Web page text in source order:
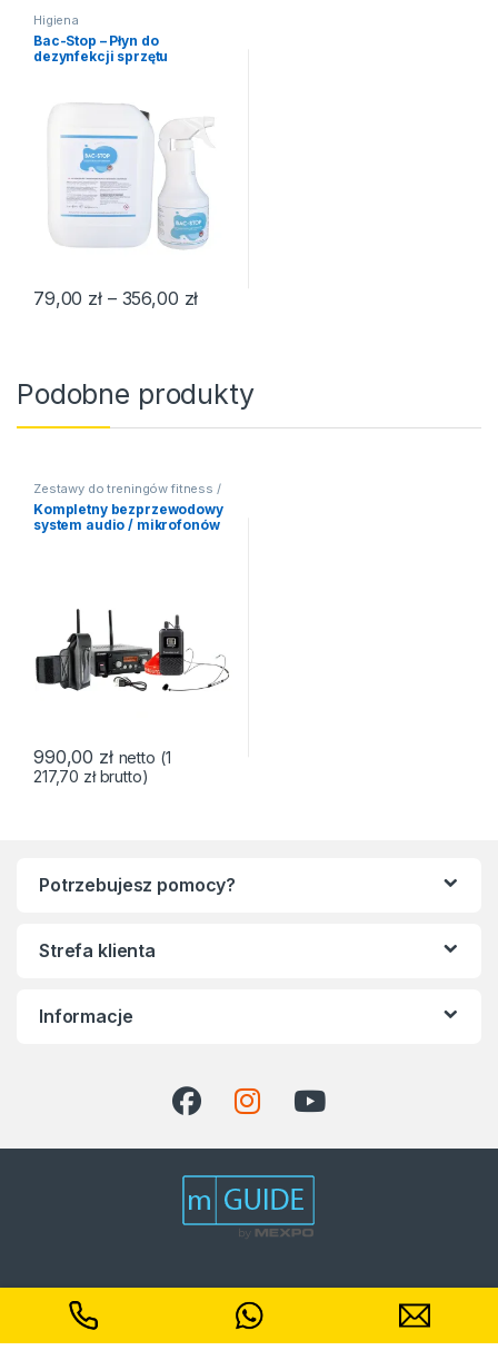
Higiena
Bac-Stop – Płyn do
dezynfekcji sprzętu
79,00 zł – 356,00 złZakres cen: od 79,00 zł do 356,00
Ten produkt ma wiele wariantów. Opcje można wybrać na
Podobne produkty
Zestawy do treningów fitness /
aerobik
Kompletny bezprzewodowy
system audio / mikrofonów
990,00 zł netto (1
217,70 złbrutto)
Potrzebujesz pomocy?
Strefa klienta
Informacje